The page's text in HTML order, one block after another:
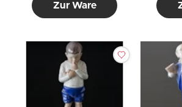
Zur Ware